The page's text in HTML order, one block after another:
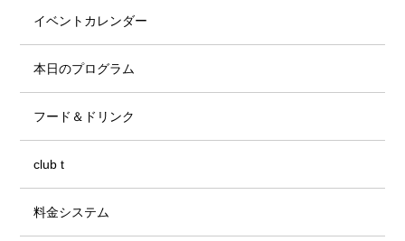
イベントカレンダー
本日のプログラム
フード＆ドリンク
club t
料金システム